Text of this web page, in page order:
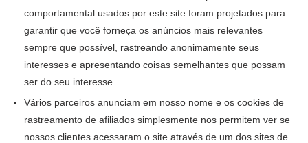
comportamental usados por este site foram projetados para
garantir que você forneça os anúncios mais relevantes
sempre que possível, rastreando anonimamente seus
interesses e apresentando coisas semelhantes que possam
ser do seu interesse.
Vários parceiros anunciam em nosso nome e os cookies de
rastreamento de afiliados simplesmente nos permitem ver se
nossos clientes acessaram o site através de um dos sites de